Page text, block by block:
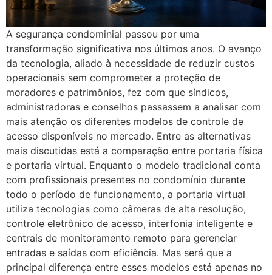
A segurança condominial passou por uma
transformação significativa nos últimos anos. O avanço
da tecnologia, aliado à necessidade de reduzir custos
operacionais sem comprometer a proteção de
moradores e patrimônios, fez com que síndicos,
administradoras e conselhos passassem a analisar com
mais atenção os diferentes modelos de controle de
acesso disponíveis no mercado. Entre as alternativas
mais discutidas está a comparação entre portaria física
e portaria virtual. Enquanto o modelo tradicional conta
com profissionais presentes no condomínio durante
todo o período de funcionamento, a portaria virtual
utiliza tecnologias como câmeras de alta resolução,
controle eletrônico de acesso, interfonia inteligente e
centrais de monitoramento remoto para gerenciar
entradas e saídas com eficiência. Mas será que a
principal diferença entre esses modelos está apenas no